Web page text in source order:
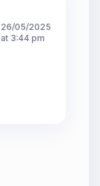
26/05/2025
at 3:44 pm